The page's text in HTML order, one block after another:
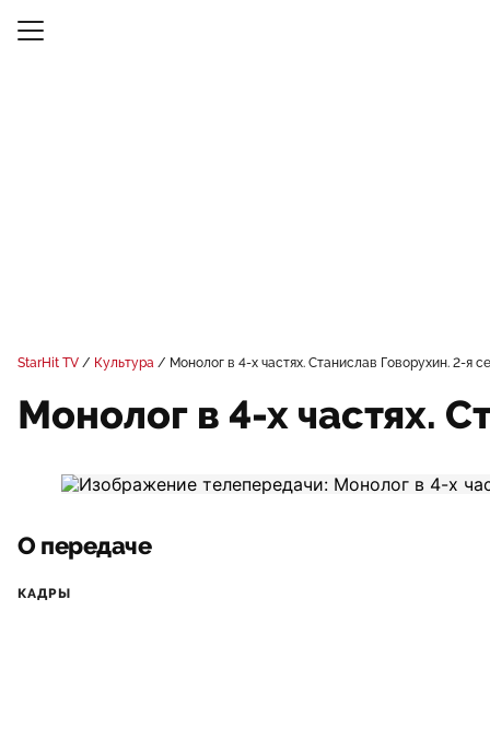
StarHit TV Культура Монолог в 4-х частях. Станислав Говорухин. 2-я
Монолог в 4-х частях.
О передаче
КАДРЫ